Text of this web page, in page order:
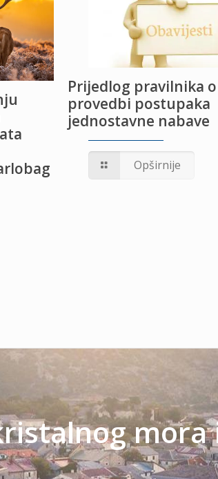
Prijedlog pravilnika o
provedbi postupaka
jednostavne nabave
Opširnije